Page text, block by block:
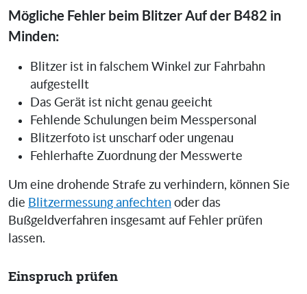
Mögliche Fehler beim Blitzer Auf der B482 in
Minden:
Blitzer ist in falschem Winkel zur Fahrbahn
aufgestellt
Das Gerät ist nicht genau geeicht
Fehlende Schulungen beim Messpersonal
Blitzerfoto ist unscharf oder ungenau
Fehlerhafte Zuordnung der Messwerte
Um eine drohende Strafe zu verhindern, können Sie
die Blitzermessung anfechten oder das
Bußgeldverfahren insgesamt auf Fehler prüfen
lassen.
Einspruch prüfen